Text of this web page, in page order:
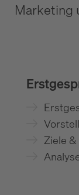
Marketing
Ziele